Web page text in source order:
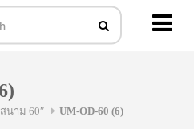
นาม 60″ UM-OD-60 (6)